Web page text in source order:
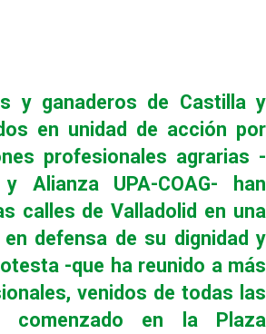
y ganaderos de Castilla y
en unidad de acción por
profesionales agrarias -
Alianza UPA-COAG- han
calles de Valladolid en una
defensa de su dignidad y
-que ha reunido a más
venidos de todas las
comenzado en la Plaza